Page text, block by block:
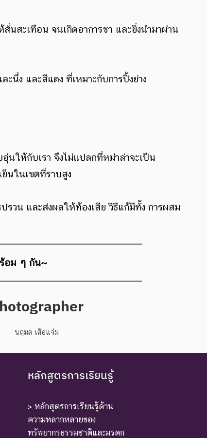
นสะเทือน จนเกิดอาการชา และยิ่งนำมาผ่าน
นึ่ง และสีแดง ที่เหมาะกับการปิ้งย่าง
นให้กับเรา จึงไม่แปลกที่หม่าล่าจะเป็น
นในเขตที่ราบสูง
รวน และส่งผลให้ท้องเสีย วิธีแก้มีทั้ง การผสม
ร้อม ๆ กัน~
นฤมล เสือแจ่ม
หลักสูตรการเรียนรู้
> หลักสูตรการเรียนรู้ด้าน
ความหลากหลายของ
ทรัพยากรธรรมชาติและมรดก